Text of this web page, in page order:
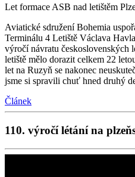
Let formace ASB nad letištěm
Aviatické sdružení Bohemia
Terminálu 4 Letiště Václava
výročí návratu československých
letiště mělo dorazit celkem 22
let na Ruzyň se nakonec
jsme si spravili chuť hned druhý
Článek
110. výročí létání na